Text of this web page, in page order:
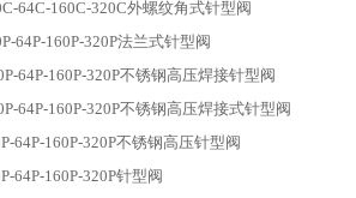
64C-160C-320C外螺纹角式针型阀
64P-160P-320P法兰式针型阀
64P-160P-320P不锈钢高压焊接针型阀
64P-160P-320P不锈钢高压焊接式针型阀
64P-160P-320P不锈钢高压针型阀
64P-160P-320P针型阀